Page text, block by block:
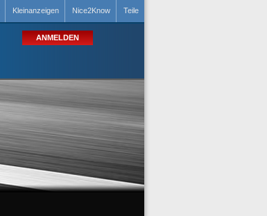
Kleinanzeigen Nice2Know Teile